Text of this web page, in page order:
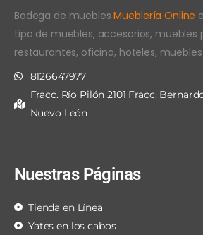
Bodega de mueblesMueblería Online
tipo de muebles, accesorios, muebles
restaurantes, oficina, hoteles,
8126647977
Fracc. Río Pilón 2101 Fracc.
Nuevo León
Nuestras Páginas
Tienda en Línea
Yates en los cabos